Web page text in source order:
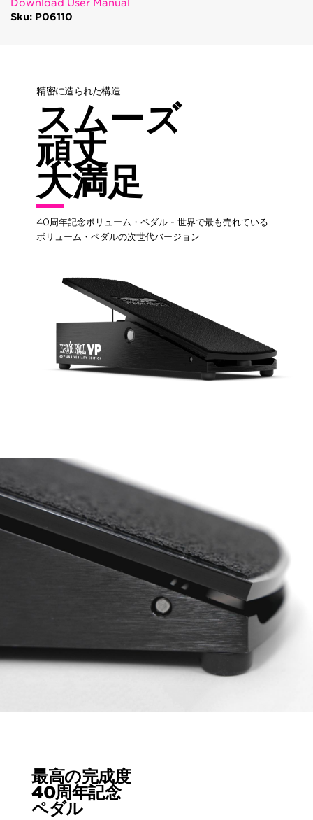
Download User Manual
Sku: P06110
精密に造られた構造
スムーズ
頑丈
大満足
40周年記念ボリューム・ペダル - 世界で最も売れている
ボリューム・ペダルの次世代バージョン
最高の完成度
40周年記念
ペダル